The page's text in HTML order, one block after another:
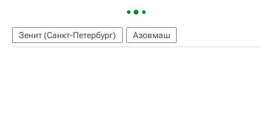
Зенит (Санкт-Петербург) Азовмаш